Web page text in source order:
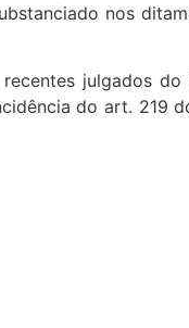
nos
julgados
do art. 219